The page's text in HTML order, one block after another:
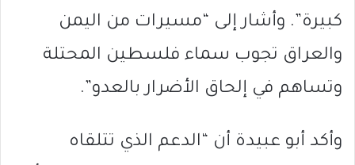
كبيرة”. وأشار إلى “مسيرات من اليمن
والعراق تجوب سماء فلسطين المحتلة
وتساهم في إلحاق الأضرار بالعدو”.
وأكد أبو عبيدة أن “الدعم الذي تتلقاه